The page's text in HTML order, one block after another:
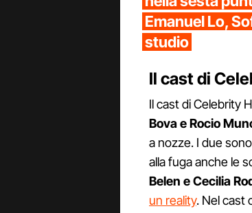
Emanuel Lo,
studio
Il cast di
Il cast di Celebrity
Bova e Rocio
a nozze. I due
alla fuga anche le
Belen e Cecilia
un reality. Nel cast